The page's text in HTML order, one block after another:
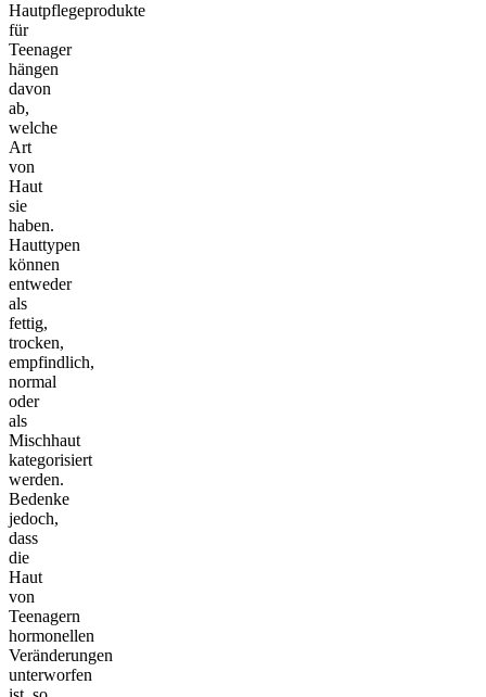
Hautpflegeprodukte
für
Teenager
hängen
davon
ab,
welche
Art
von
Haut
sie
haben.
Hauttypen
können
entweder
als
fettig,
trocken,
empfindlich,
normal
oder
als
Mischhaut
kategorisiert
werden.
Bedenke
jedoch,
dass
die
Haut
von
Teenagern
hormonellen
Veränderungen
unterworfen